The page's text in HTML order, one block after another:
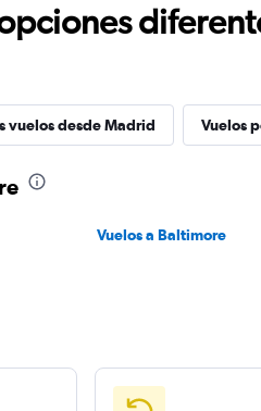
vuelos desde Madrid Vuelos
Vuelos a Baltimore